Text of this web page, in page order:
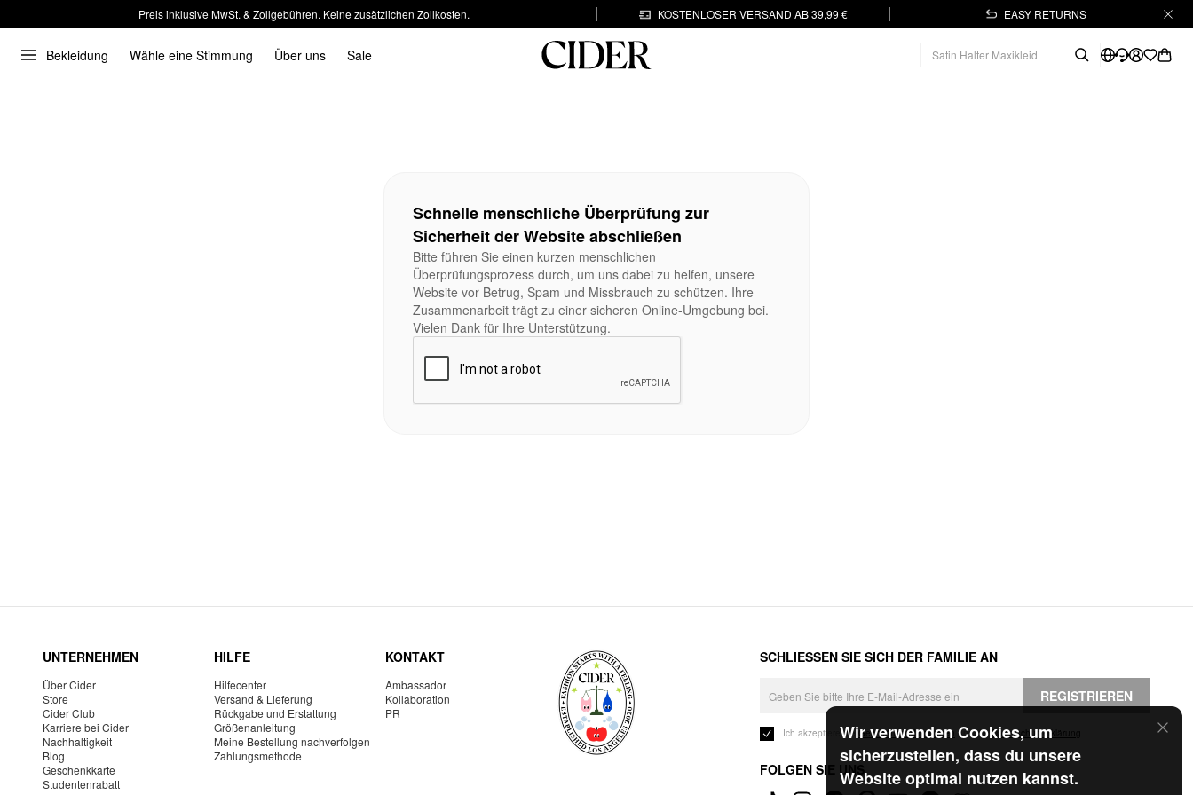
Preis inklusive MwSt. & Zollgebühren. Keine zusätzlichen Zollkosten. KOSTENLOSER VERSAND AB 39,99 € EASY RETURNS
Bekleidung Wähle eine Stimmung Über uns Sale
Wir verwenden Cookies, um
sicherzustellen, dass du unsere
Website optimal nutzen kannst.
Schnelle menschliche Überprüfung zur
Sicherheit der Website abschließen
Bitte führen Sie einen kurzen menschlichen
Überprüfungsprozess durch, um uns dabei zu helfen, unsere
Website vor Betrug, Spam und Missbrauch zu schützen. Ihre
Zusammenarbeit trägt zu einer sicheren Online-Umgebung bei.
Vielen Dank für Ihre Unterstützung.
UNTERNEHMEN
Über Cider
Store
Cider Club
Karriere bei Cider
Nachhaltigkeit
Blog
Geschenkkarte
Studentenrabatt
HILFE
Hilfecenter
Versand & Lieferung
Rückgabe und Erstattung
Größenanleitung
Meine Bestellung nachverfolgen
Zahlungsmethode
KONTAKT
Ambassador
Kollaboration
PR
SCHLIESSEN SIE SICH DER FAMILIE AN
REGISTRIEREN
Ich akzeptiere dieGeschäftsbedingungen und die Datenschutzerklärung
FOLGEN SIE UNS